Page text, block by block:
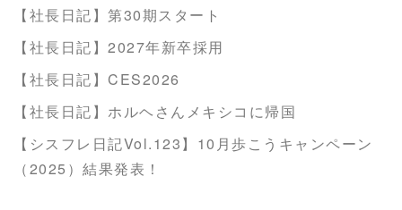
【社長日記】第30期スタート
【社長日記】2027年新卒採用
【社長日記】CES2026
【社長日記】ホルヘさんメキシコに帰国
【シスフレ日記Vol.123】10月歩こうキャンペーン
（2025）結果発表！